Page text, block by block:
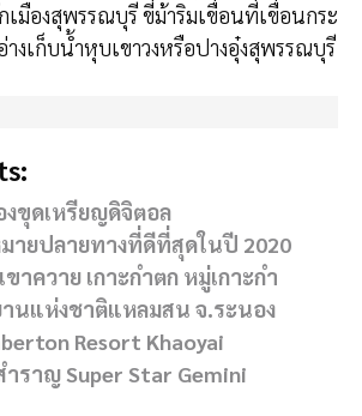
มืองสุพรรณบุรี ขี่ม้าริมเขื่อนที่เขื่อนกระ
งเก็บน้ำหุบเขาวงหรือปางอุ๋งสุพรรณบุรี
งขุดเหรียญดิจิตอล
ายปลายทางที่ดีที่สุดในปี 2020
ขาควาย เกาะกำตก หมู่เกาะกำ
นแห่งชาติแหลมสน จ.ระนอง
Resort Khaoyai
ำราญ Super Star Gemini